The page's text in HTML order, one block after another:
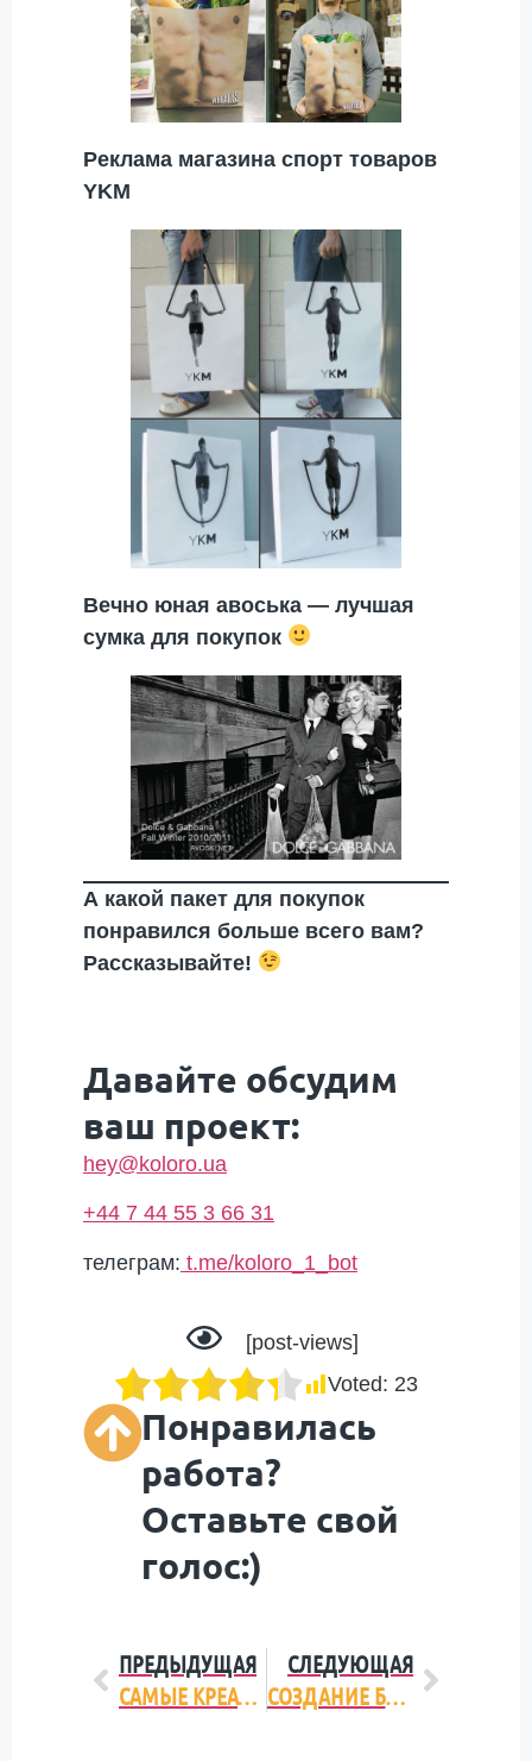
Реклама магазина спорт товаров
YKM
Вечно юная авоська — лучшая
сумка для покупок
А какой пакет для покупок
понравился больше всего вам?
Рассказывайте!
Давайте обсудим
ваш проект:
hey@koloro.ua
+44 7 44 55 3 66 31
телеграм: t.me/koloro_1_bot
[post-views]
Voted: 23
Понравилась
работа?
Оставьте свой
голос:)
ПРЕДЫДУЩАЯ
CАМЫЕ КРЕАТИВНЫЕ ДИЗАЙНЫ БИЛБОРДОВ
СЛЕДУЮЩАЯ
СОЗДАНИЕ БРЕНДБУКА ОБЯЗАТЕЛЬНЫЙ ЭЛЕМЕНТ КРУПНОЙ КОРПОРАЦИИ